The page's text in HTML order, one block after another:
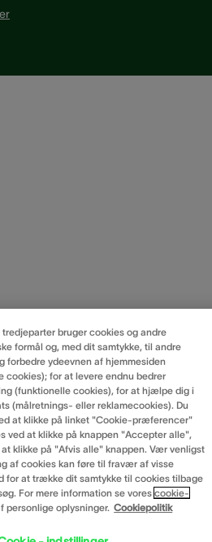
bruger cookies og andre
formål og, med dit samtykke, til andre
forbedre ydeevnen af hjemmesiden
cookies); for at levere endnu bedrer
(funktionelle cookies), for at hjælpe dig i
(målretnings- eller reklamecookies). Du
at klikke på linket "Cookie-præferencer"
ved at klikke på knappen "Accepter alle",
klikke på "Afvis alle" knappen. Vær venligst
af cookies kan føre til fravær af visse
for at trække dit samtykke til cookies tilbage
For mere information se vorescookie-
personlige oplysninger. Cookiepolitik